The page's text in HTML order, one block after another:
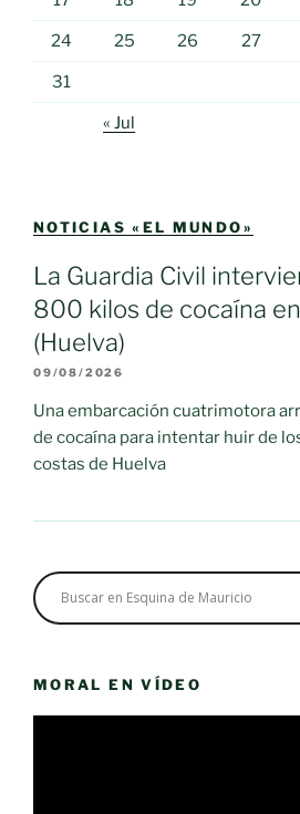
24 25 26 27
31
« Jul
NOTICIAS «EL MUNDO»
La Guardia Civil
800 kilos de cocaína
(Huelva)
09/08/2026
Una embarcación cuatrimotora
de cocaína para intentar huir de
costas de Huelva
MORAL EN VÍDEO